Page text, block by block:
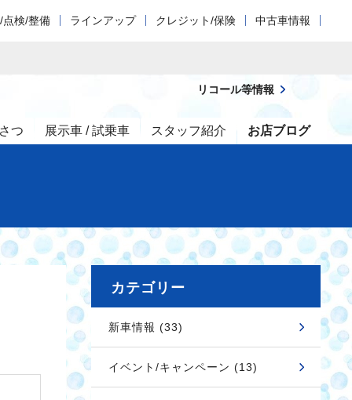
点検/整備 ラインアップ クレジット/保険 中古車情報
つ 展示車 / 試乗車 スタッフ紹介 お店ブログ
リコール等情報
カテゴリー
新車情報 (33)
イベント/キャンペーン (13)